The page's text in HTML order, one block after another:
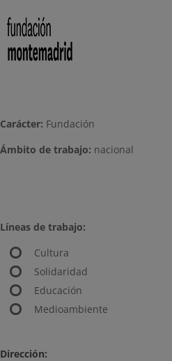
Carácter: Fundación
Ámbito de trabajo: nacional
Líneas de trabajo:
Cultura
Solidaridad
Educación
Medioambiente
Dirección: